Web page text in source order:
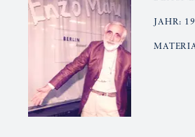
JAHR: